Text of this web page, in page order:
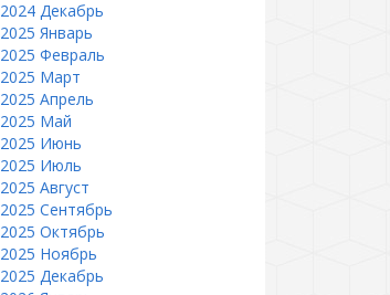
2024 Декабрь
2025 Январь
2025 Февраль
2025 Март
2025 Апрель
2025 Май
2025 Июнь
2025 Июль
2025 Август
2025 Сентябрь
2025 Октябрь
2025 Ноябрь
2025 Декабрь